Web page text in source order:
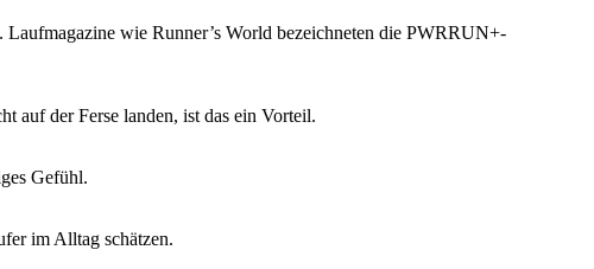
wie Runner’s World bezeichneten die PWRRUN+-
auf der Ferse landen, ist das ein Vorteil.
Gefühl.
im Alltag schätzen.